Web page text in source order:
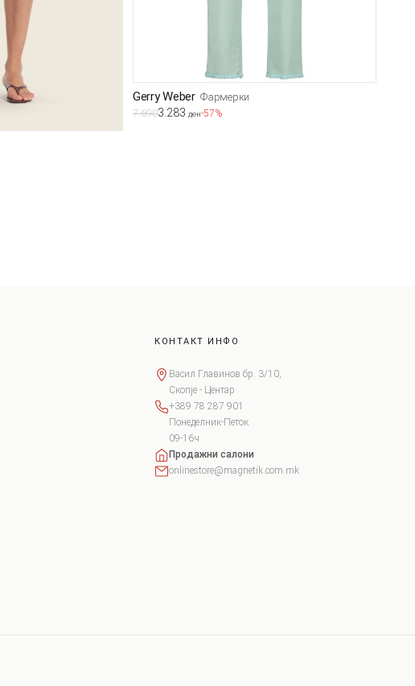
Gerry Weber Фармерки
7.6903.283 ден-57%
КОНТАКТ ИНФО
Васил Главинов бр. 3/10,
Скопје - Центар
+389 78 287 901
Понеделник-Петок
09-16ч
Продажни салони
onlinestore@magnetik.com.mk